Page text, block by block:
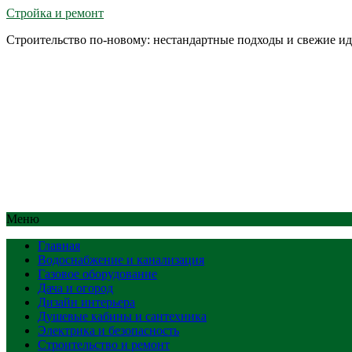
Стройка и ремонт
Строительство по-новому: нестандартные подходы и свежие
Меню
Главная
Водоснабжение и канализация
Газовое оборудование
Дача и огород
Дизайн интерьера
Душевые кабины и сантехника
Электрика и безопасность
Строительство и ремонт